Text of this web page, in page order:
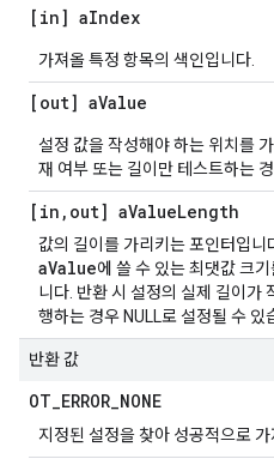
[in] aIndex
가져올 특정 항목의 색인입니다.
[out] aValue
설정 값을 작성해야 하는 위치를
재 여부 또는 길이만 테스트하는
[in , out] aValueLength
값의 길이를 가리키는 포인터입니
aValue에 쓸 수 있는 최댓값 크
니다. 반환 시 설정의 실제 길이가
행하는 경우 NULL로 설정될 수 있
반환 값
OT_ERROR_NONE
지정된 설정을 찾아 성공적으로 가